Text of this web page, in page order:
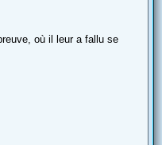
où il leur a fallu se